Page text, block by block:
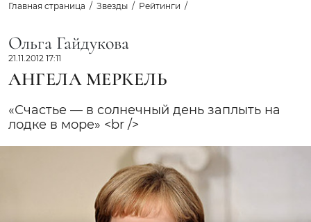
Главная страница Звезды Рейтинги
Ольга Гайдукова
21.11.2012 17:11
АНГЕЛА МЕРКЕЛЬ
«Счастье — в cолнечный день заплыть на
лодке в море» <br />